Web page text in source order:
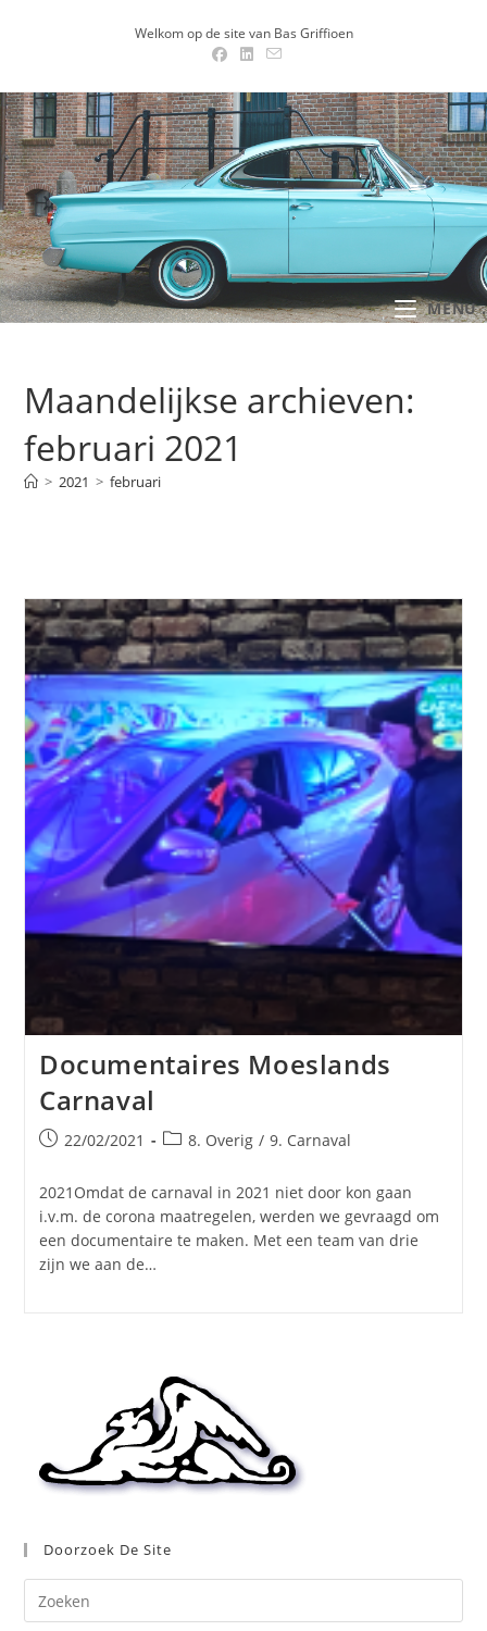
Welkom op de site van Bas Griffioen
MENU .
Maandelijkse archieven:
februari 2021
> 2021 > februari
Documentaires Moeslands
Carnaval
Bericht
op:
22/02/2021 Berichtcategorie:
8. Overig / 9. Carnaval
2021Omdat de carnaval in 2021 niet door kon gaan
i.v.m. de corona maatregelen, werden we gevraagd om
een documentaire te maken. Met een team van drie
zijn we aan de…
Doorzoek De Site
op